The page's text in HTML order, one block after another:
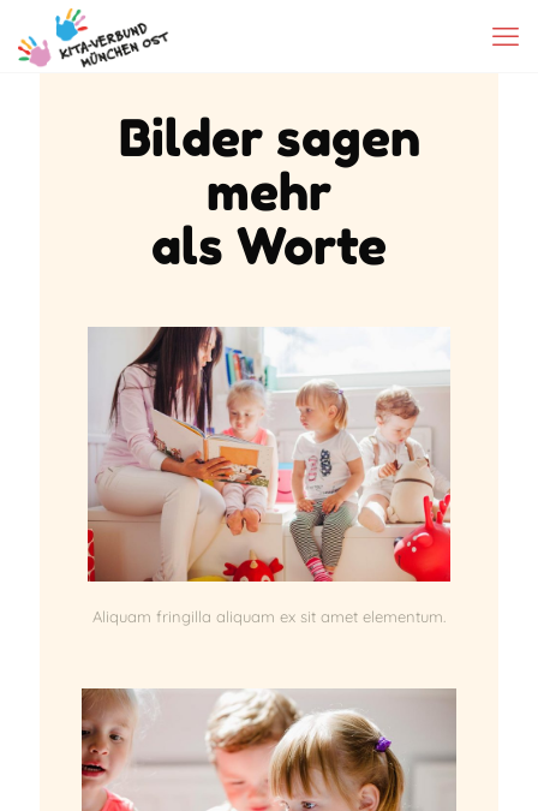
Bilder sagen
mehr
als Worte
Aliquam fringilla aliquam ex sit amet elementum.